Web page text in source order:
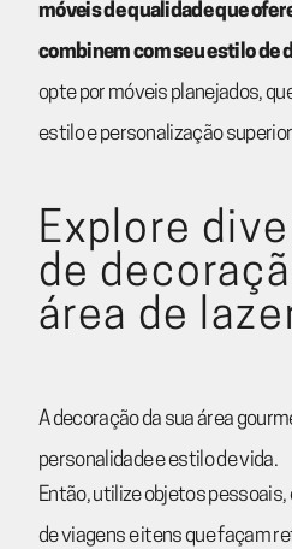
móveis de qualidade que
combinem com seu estilo de
opte por móveis planejados,
estilo e personalização
Explore
de
área de
A decoração da sua área
personalidade e estilo de vida.
Então, utilize objetos
de viagens e itens que façam